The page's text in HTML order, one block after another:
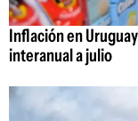
Inflación en
interanual a julio